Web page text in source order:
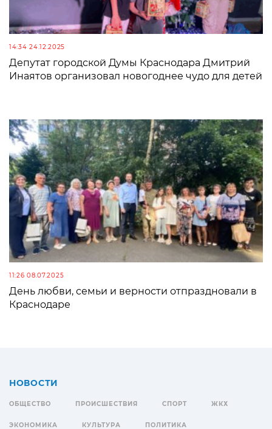
14:34 24.12.2025
Депутат городской Думы Краснодара Дмитрий
Инаятов организовал новогоднее чудо для детей
11:26 08.07.2025
День любви, семьи и верности отпраздновали в
Краснодаре
НОВОСТИ
ОБЩЕСТВО ПРОИСШЕСТВИЯ СПОРТ ЖКХ
ЭКОНОМИКА КУЛЬТУРА ПОЛИТИКА